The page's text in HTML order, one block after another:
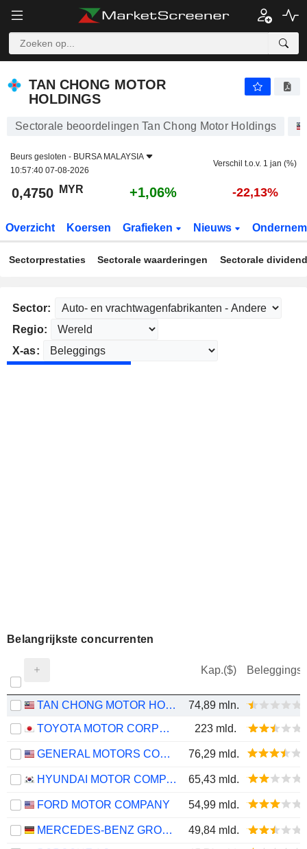
TAN CHONG MOTOR
HOLDINGS
Sectorale beoordelingen Tan Chong Motor Holdings
Beurs gesloten - BURSA MALAYSIA
10:57:40 07-08-2026
Verschil t.o.v. 1 jan (%)
0,4750 MYR +1,06% -22,13%
Overzicht Koersen Grafieken Nieuws
Sectorprestaties Sectorale waarderingen Sectorale
Sector:
Regio:
X-as:
Belangrijkste concurrenten
Kap.($) Beleggings
TAN CHONG MOTOR HOLDINGS
74,89 mln.
TOYOTA MOTOR CORPORATION
223 mld.
GENERAL MOTORS COMPANY 76,29 mld.
HYUNDAI MOTOR COMPANY 65,43 mld.
FORD MOTOR COMPANY 54,99 mld.
MERCEDES-BENZ GROUP AG
49,84 mld.